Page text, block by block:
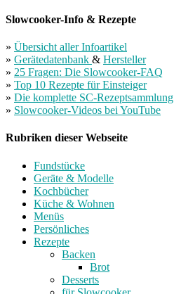
Slowcooker-Info & Rezepte
» Übersicht aller Infoartikel
» Gerätedatenbank & Hersteller
» 25 Fragen: Die Slowcooker-FAQ
» Top 10 Rezepte für Einsteiger
» Die komplette SC-Rezeptsammlung
» Slowcooker-Videos bei YouTube
Rubriken dieser Webseite
Fundstücke
Geräte & Modelle
Kochbücher
Küche & Wohnen
Menüs
Persönliches
Rezepte
Backen
Brot
Desserts